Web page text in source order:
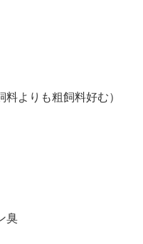
よりも粗飼料好む）
臭